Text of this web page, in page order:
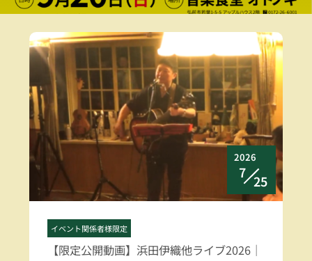
2026
7
25
イベント関係者様限定
【限定公開動画】浜田伊織他ライブ2026｜